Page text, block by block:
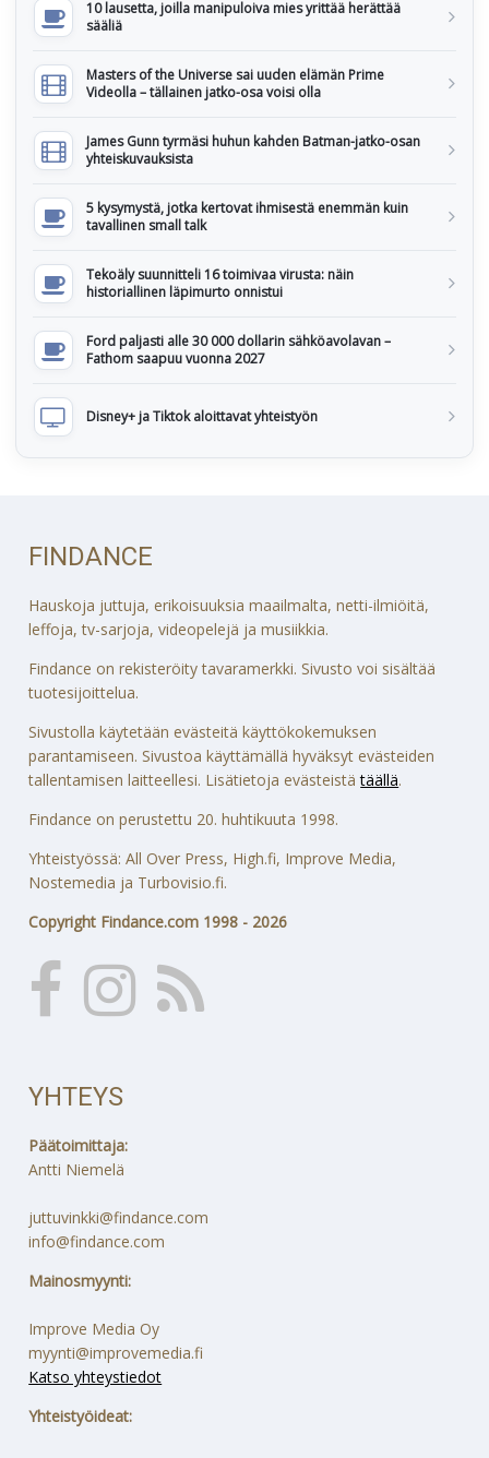
10 lausetta, joilla manipuloiva mies yrittää herättää
sääliä
Masters of the Universe sai uuden elämän Prime
Videolla – tällainen jatko-osa voisi olla
James Gunn tyrmäsi huhun kahden Batman-jatko-osan
yhteiskuvauksista
5 kysymystä, jotka kertovat ihmisestä enemmän kuin
tavallinen small talk
Tekoäly suunnitteli 16 toimivaa virusta: näin
historiallinen läpimurto onnistui
Ford paljasti alle 30 000 dollarin sähköavolavan –
Fathom saapuu vuonna 2027
Disney+ ja Tiktok aloittavat yhteistyön
FINDANCE
Hauskoja juttuja, erikoisuuksia maailmalta, netti-ilmiöitä,
leffoja, tv-sarjoja, videopelejä ja musiikkia.
Findance on rekisteröity tavaramerkki. Sivusto voi sisältää
tuotesijoittelua.
Sivustolla käytetään evästeitä käyttökokemuksen
parantamiseen. Sivustoa käyttämällä hyväksyt evästeiden
tallentamisen laitteellesi. Lisätietoja evästeistätäällä.
Findance on perustettu 20. huhtikuuta 1998.
Yhteistyössä: All Over Press, High.fi, Improve Media,
Nostemedia ja Turbovisio.fi.
Copyright Findance.com 1998 - 2026
YHTEYS
Päätoimittaja:
Antti Niemelä
juttuvinkki@findance.com
info@findance.com
Mainosmyynti:
Improve Media Oy
myynti@improvemedia.fi
Katso yhteystiedot
Yhteistyöideat: